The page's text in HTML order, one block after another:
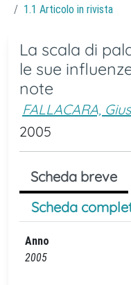
1.1 Articolo in rivista
La scala di
le sue
note
FALLACARA,
2005
Scheda breve
Scheda
Anno
2005